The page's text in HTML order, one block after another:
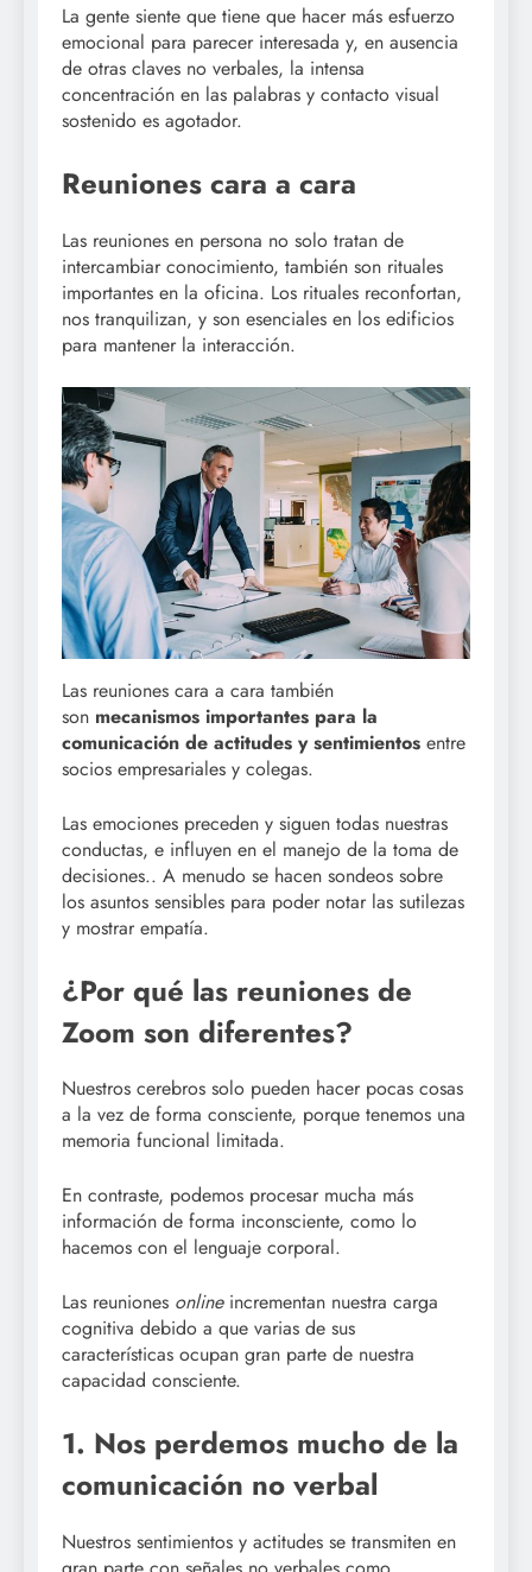
La gente siente que tiene que hacer más esfuerzo
emocional para parecer interesada y, en ausencia
de otras claves no verbales, la intensa
concentración en las palabras y contacto visual
sostenido es agotador.
Reuniones cara a cara
Las reuniones en persona no solo tratan de
intercambiar conocimiento, también son rituales
importantes en la oficina. Los rituales reconfortan,
nos tranquilizan, y son esenciales en los edificios
para mantener la interacción.
Las reuniones cara a cara también
son mecanismos importantes para la
comunicación de actitudes y sentimientos entre
socios empresariales y colegas.
Las emociones preceden y siguen todas nuestras
conductas, e influyen en el manejo de la toma de
decisiones.. A menudo se hacen sondeos sobre
los asuntos sensibles para poder notar las sutilezas
y mostrar empatía.
¿Por qué las reuniones de
Zoom son diferentes?
Nuestros cerebros solo pueden hacer pocas cosas
a la vez de forma consciente, porque tenemos una
memoria funcional limitada.
En contraste, podemos procesar mucha más
información de forma inconsciente, como lo
hacemos con el lenguaje corporal.
Las reuniones onlineincrementan nuestra carga
cognitiva debido a que varias de sus
características ocupan gran parte de nuestra
capacidad consciente.
1. Nos perdemos mucho de la
comunicación no verbal
Nuestros sentimientos y actitudes se transmiten en